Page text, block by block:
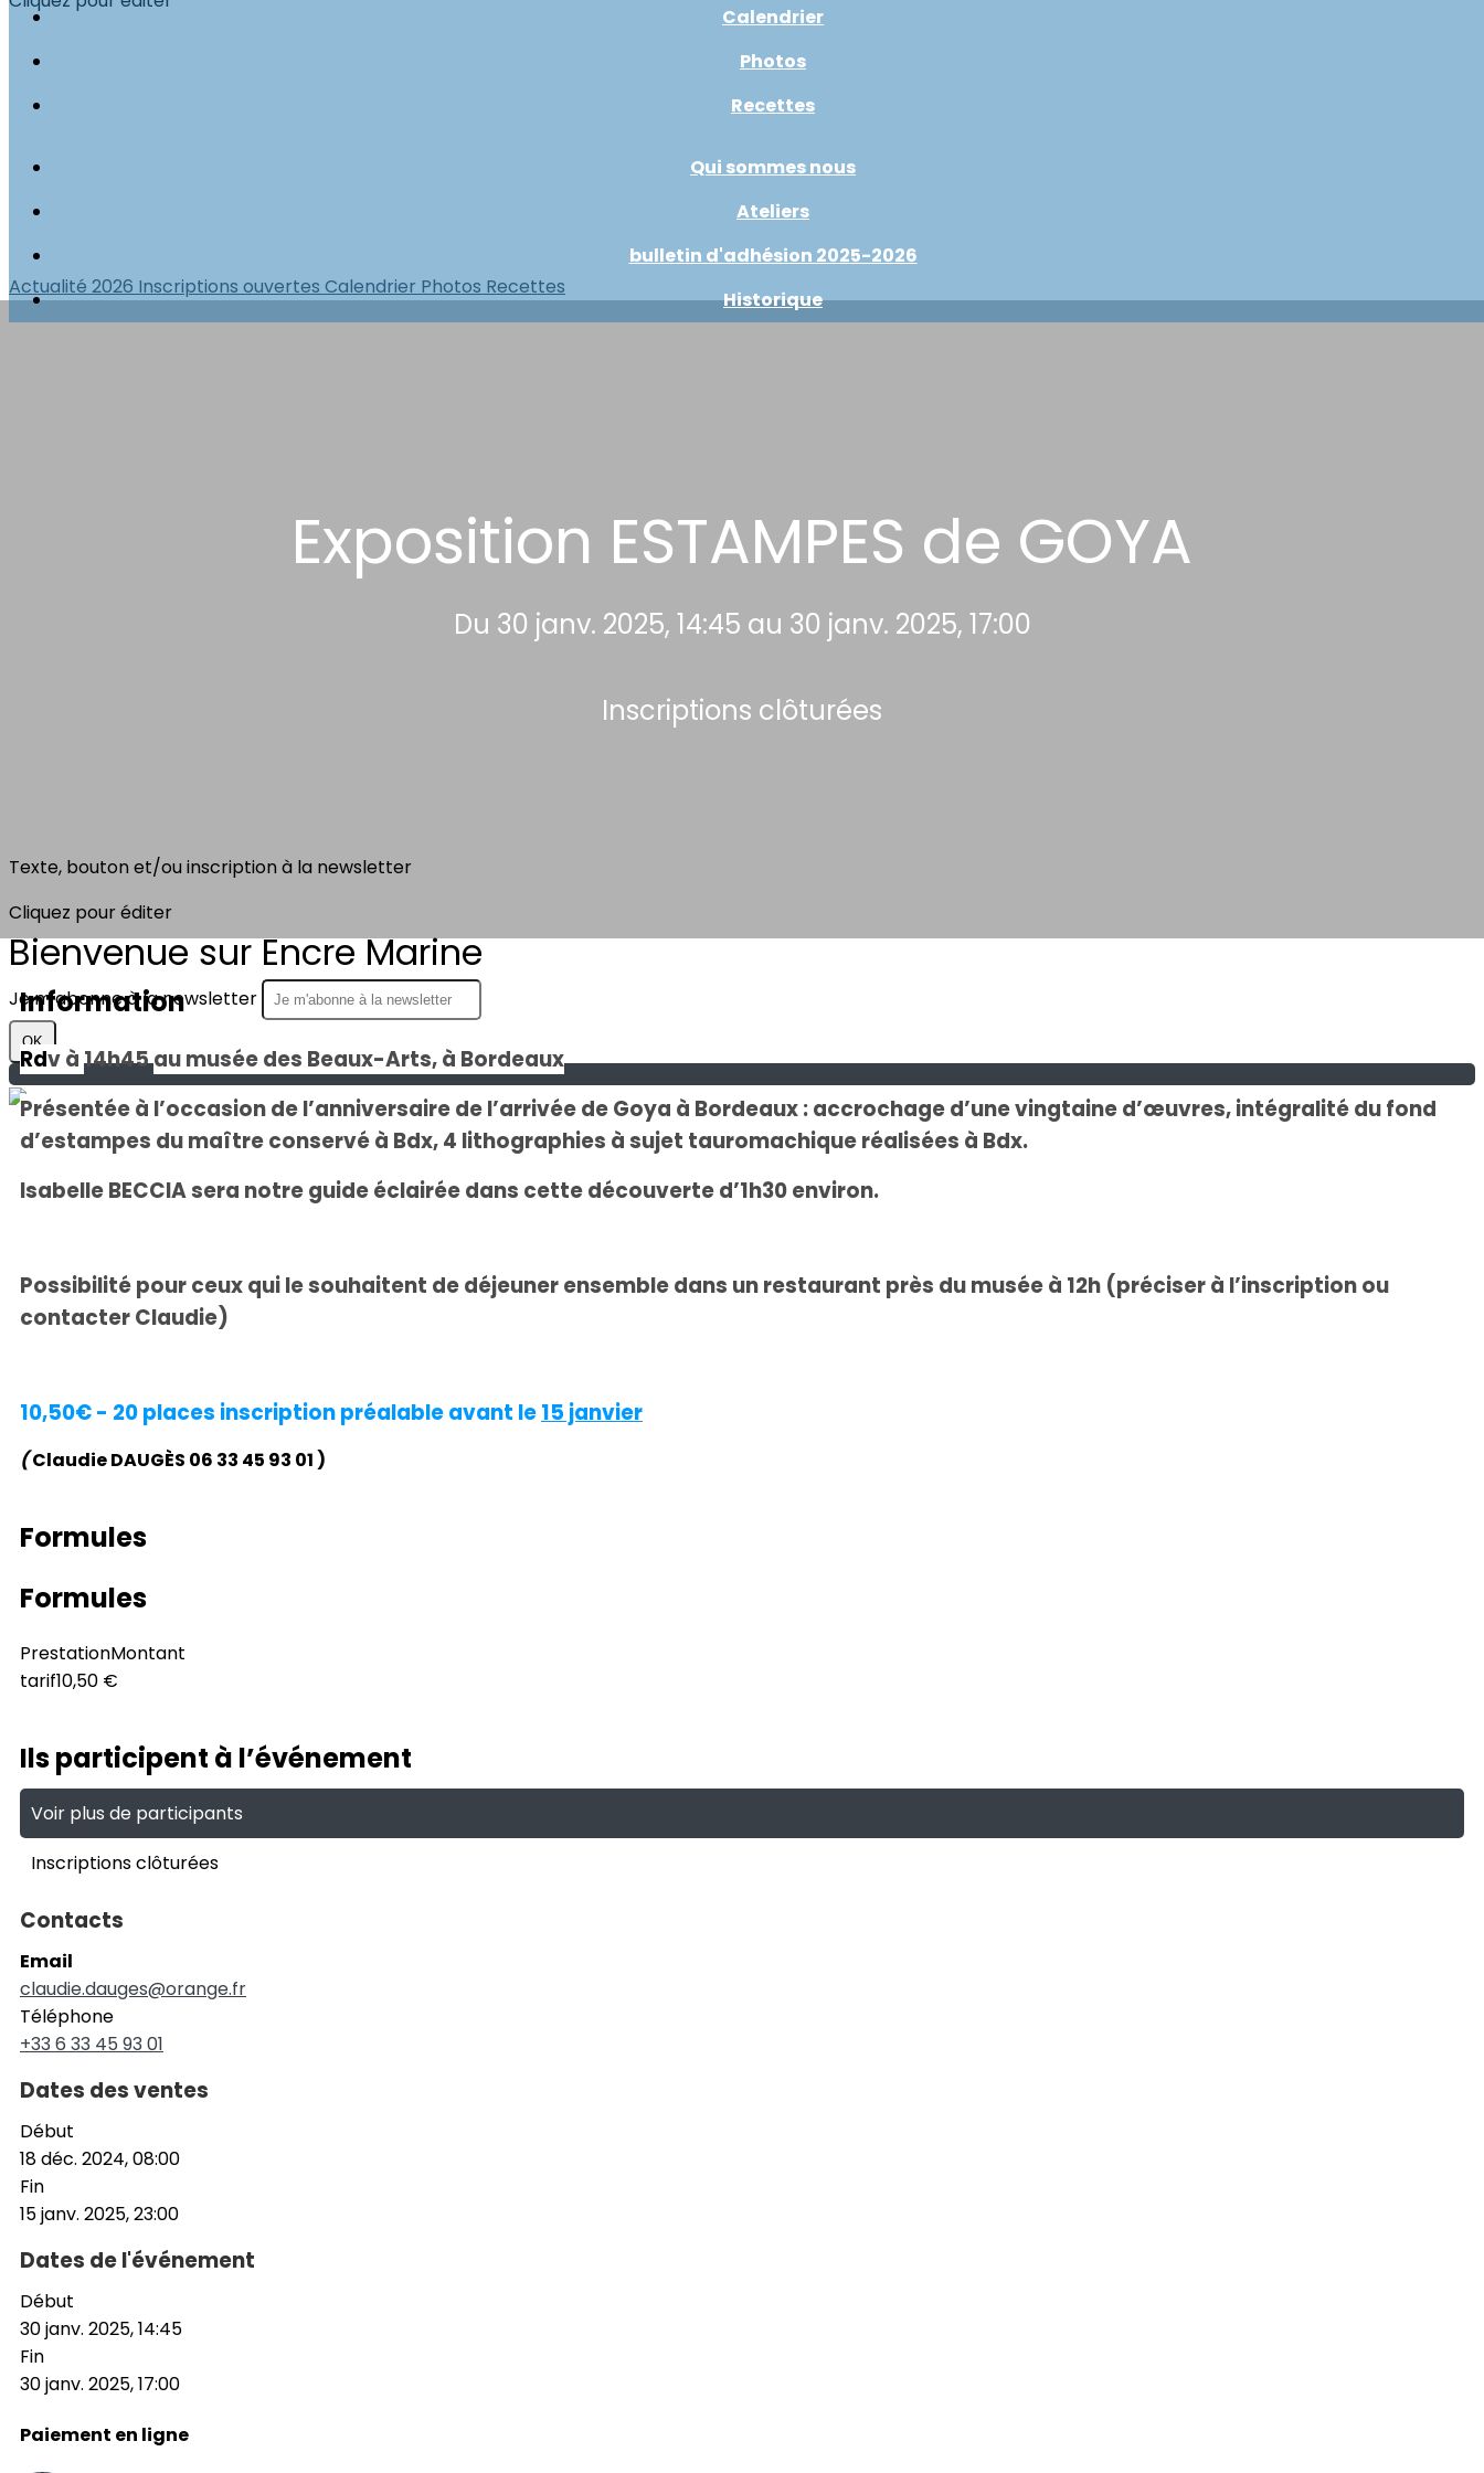
Calendrier
Photos
Recettes
Qui sommes nous
Ateliers
bulletin d'adhésion 2025-2026
Historique
Texte, bouton et/ou inscription à la newsletter
Cliquez pour éditer
Bienvenue sur Encre Marine
Je m'abonne à la newsletter
OK
Actualité 2026 Inscriptions ouvertes Calendrier Photos Recettes
Exposition ESTAMPES de GOYA
Du 30 janv. 2025, 14:45 au 30 janv. 2025, 17:00
Inscriptions clôturées
Information
Rdv à14h45au musée des Beaux-Arts, à Bordeaux
Présentée à l’occasion de l’anniversaire de l’arrivée de Goya à Bordeaux : accrochage d’une vingtained’œuvres, intégralité du fond
d’estampes du maître conservé à Bdx, 4 lithographies à sujet tauromachique réalisées à Bdx.
Isabelle BECCIA sera notre guide éclairéedans cette découverte d’1h30 environ.
Possibilité pour ceux qui le souhaitent de déjeuner ensemble dans un restaurant près du musée à 12h (préciser à l’inscription ou
contacter Claudie)
10,50€ - 20 places inscription préalable avant le15 janvier
(Claudie DAUGÈS 06 33 45 93 01 )
Formules
Formules
PrestationMontant
tarif10,50 €
Ils participent à l’événement
Voir plus de participants
Inscriptions clôturées
Contacts
Email
claudie.dauges@orange.fr
Téléphone
+33 6 33 45 93 01
Dates des ventes
Début
18 déc. 2024, 08:00
Fin
15 janv. 2025, 23:00
Dates de l'événement
Début
30 janv. 2025, 14:45
Fin
30 janv. 2025, 17:00
Paiement en ligne